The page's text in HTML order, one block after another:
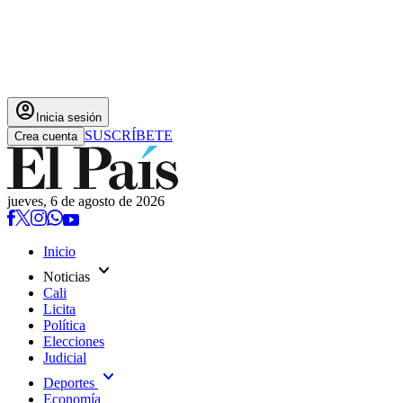
account_circle Inicia sesión
Crea cuenta SUSCRÍBETE
jueves, 6 de agosto de 2026
Inicio
Noticias expand_more
Cali
Licita
Política
Elecciones
Judicial
Deportes expand_more
Economía